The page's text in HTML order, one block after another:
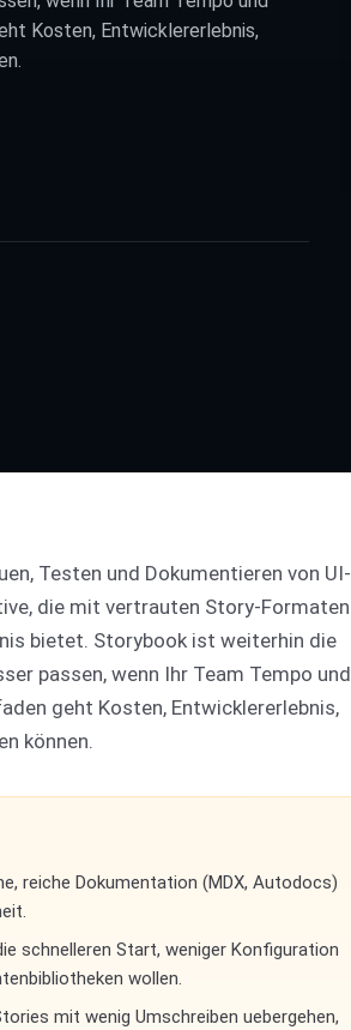
Kosten, Entwicklererlebnis,
Testen und Dokumentieren von UI-
die mit vertrauten Story-Formaten
bietet. Storybook ist weiterhin die
passen, wenn Ihr Team Tempo und
geht Kosten, Entwicklererlebnis,
können.
reiche Dokumentation (MDX, Autodocs)
schnelleren Start, weniger Konfiguration
wollen.
mit wenig Umschreiben uebergehen,